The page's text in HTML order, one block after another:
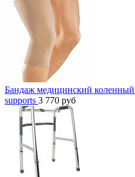
Бандаж медицинский
supports 3 770 руб